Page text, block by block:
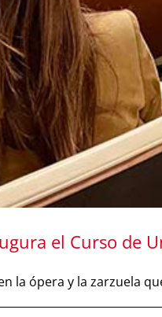
el Curso de
la ópera y la zarzuela